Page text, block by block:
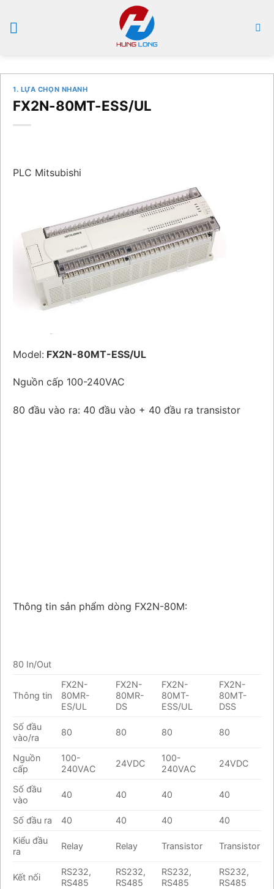
qua
nội
1. LỰA CHỌN NHANH
FX2N-80MT-ESS/UL
PLC Mitsubishi
Model: FX2N-80MT-ESS/UL
Nguồn cấp 100-240VAC
80 đầu vào ra: 40 đầu vào + 40 đầu ra transistor
Thông tin sản phẩm dòng FX2N-80M:
80 In/Out
Thông tin
FX2N-
80MR-
ES/UL
FX2N-
80MR-
DS
FX2N-
80MT-
ESS/UL
FX2N-
80MT-
DSS
Số đầu
vào/ra
80 80 80 80
Nguồn
cấp
100-
240VAC
24VDC
100-
240VAC
24VDC
Số đầu
vào
40 40 40 40
Số đầu ra 40 40 40
40
Kiểu đầu
ra
Relay Relay Transistor Transistor
Kết nối
RS232,
RS485
RS232,
RS485
RS232,
RS485
RS232,
RS485